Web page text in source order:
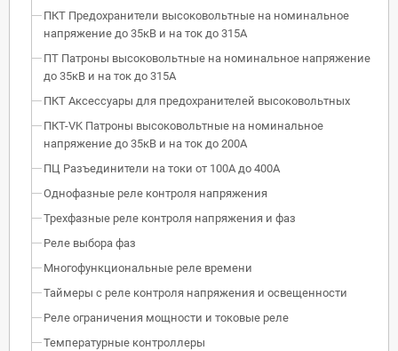
ПКТ Предохранители высоковольтные на номинальное
напряжение до 35кВ и на ток до 315А
ПТ Патроны высоковольтные на номинальное напряжение
до 35кВ и на ток до 315А
ПКТ Аксессуары для предохранителей высоковольтных
ПКТ-VK Патроны высоковольтные на номинальное
напряжение до 35кВ и на ток до 200А
ПЦ Разъединители на токи от 100А до 400А
Однофазные реле контроля напряжения
Трехфазные реле контроля напряжения и фаз
Реле выбора фаз
Многофункциональные реле времени
Таймеры с реле контроля напряжения и освещенности
Реле ограничения мощности и токовые реле
Температурные контроллеры